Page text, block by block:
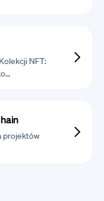
NFT:
projektów